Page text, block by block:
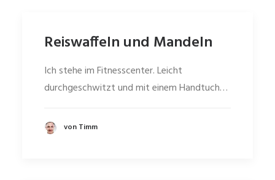
Reiswaffeln und Mandeln
Ich stehe im Fitnesscenter. Leicht
durchgeschwitzt und mit einem Handtuch…
von Timm